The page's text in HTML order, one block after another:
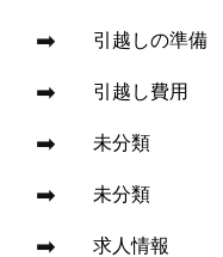
引越しの準備
引越し費用
未分類
未分類
求人情報